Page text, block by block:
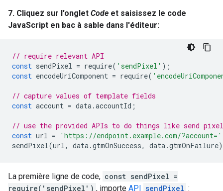
7. Cliquez sur l'onglet Code et saisissez le code
JavaScript en bac à sable dans l'éditeur:
// require relevant API
const sendPixel = require( 'sendPixel' );
const encodeUriComponent = require(
// capture values of template fields
const account = data.accountId ;
// use the provided APIs to do things like send
const url =
'https://endpoint.example.com/?account='
sendPixel(url, data.gtmOnSuccess, data.gtmOnFailure
La première ligne de code, const sendPixel =
require('sendPixel') , importe API sendPixel :